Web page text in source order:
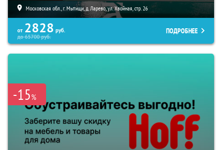
Московская обл., г. Мытищи, д. Ларево, ул. Хвойная, стр. 26
от 2828 руб.
до65700руб.
ПОДРОБНЕЕ
-15%